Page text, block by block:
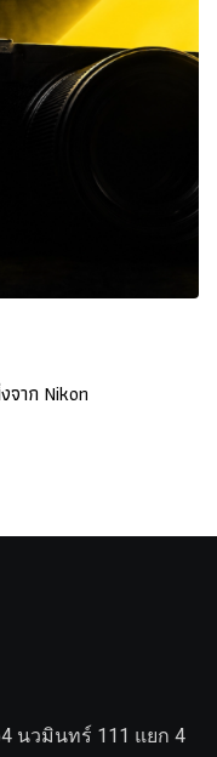
จาก Nikon
นวมินทร์ 111 แยก 4